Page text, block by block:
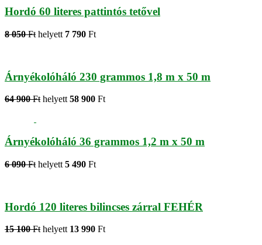
Hordó 60 literes pattintós tetővel
8 050 Ft helyett 7 790 Ft
Árnyékolóháló 230 grammos 1,8 m x 50 m
64 900 Fthelyett58 900 Ft
Árnyékolóháló 36 grammos 1,2 m x 50 m
6 090 Ft helyett 5 490 Ft
Hordó 120 literes bilincses zárral FEHÉR
15 100 Ft helyett 13 990 Ft